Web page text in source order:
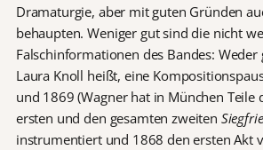
Dramaturgie, aber mit guten Gründen
behaupten. Weniger gut sind die nicht
Falschinformationen des Bandes: Weder
Laura Knoll heißt, eine
und 1869 (Wagner hat in München Teile
ersten und den gesamten zweiten
instrumentiert und 1868 den ersten Akt